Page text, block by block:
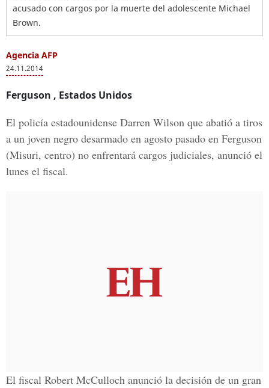
acusado con cargos por la muerte del adolescente Michael
Brown.
Agencia AFP
24.11.2014
Ferguson , Estados Unidos
El policía estadounidense Darren Wilson que abatió a tiros
a un joven negro desarmado en agosto pasado en Ferguson
(Misuri, centro) no enfrentará cargos judiciales, anunció el
lunes el fiscal.
El fiscal Robert McCulloch anunció la decisión de un gran